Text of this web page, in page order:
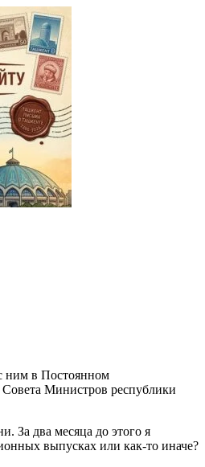
ним в Постоянном
Совета Министров республики
За два месяца до этого я
выпусках или как-то иначе?